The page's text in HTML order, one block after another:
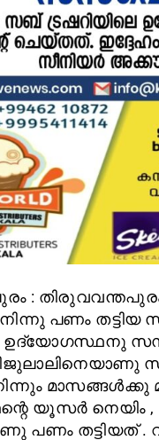
:
നിന്നു പണം
ഉദ്യോഗസ്ഥനു
യൂസർ നെയിം
പണം തട്ടിയത്